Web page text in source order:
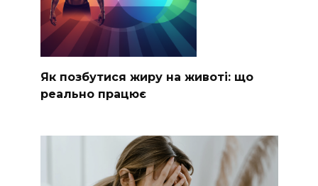
Як позбутися жиру на животі: що
реально працює